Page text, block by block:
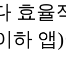
효율
하